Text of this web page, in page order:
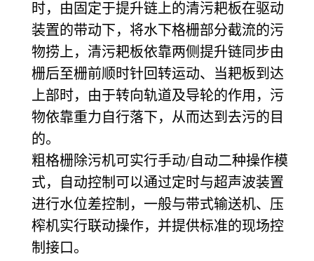
时，由固定于提升链上的清污耙板在驱动
装置的带动下，将水下格栅部分截流的污
物捞上，清污耙板依靠两侧提升链同步由
栅后至栅前顺时针回转运动、当耙板到达
上部时，由于转向轨道及导轮的作用，污
物依靠重力自行落下，从而达到去污的目
的。
粗格栅除污机可实行手动/自动二种操作模
式，自动控制可以通过定时与超声波装置
进行水位差控制，一般与带式输送机、压
榨机实行联动操作，并提供标准的现场控
制接口。